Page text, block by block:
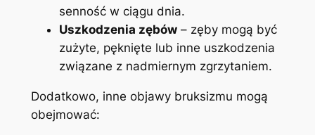
senność⁤ w ciągu dnia.
Uszkodzenia zębów– zęby mogą ‍być
zużyte, pęknięte lub‌ inne uszkodzenia
związane z nadmiernym zgrzytaniem.
Dodatkowo, ‍inne objawy bruksizmu mogą
obejmować: